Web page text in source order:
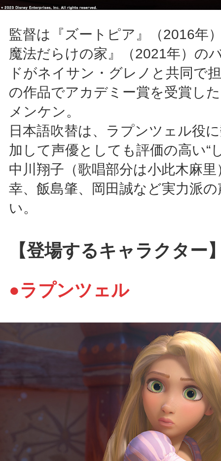
監督は『ズートピア』（2016年
魔法だらけの家』（2021年）の
ドがネイサン・グレノと共同で
の作品でアカデミー賞を受賞し
メンケン。
日本語吹替は、ラプンツェル役
加して声優としても評価の高い“
中川翔子（歌唱部分は小此木麻
幸、飯島肇、岡田誠など実力派
い。
【登場するキャラクター
●ラプンツェル